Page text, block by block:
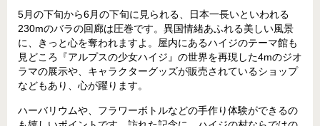
5月の下旬から6月の下旬に見られる、日本一長いといわれる
230mのバラの回廊は圧巻です。異国情緒あふれる美しい風景
に、きっと心を奪われますよ。屋内にあるハイジのテーマ館も
見どころ『アルプスの少女ハイジ』の世界を再現した4mのジオ
ラマの展示や、キャラクターグッズが販売されているショップ
などもあり、心が躍ります。
ハーバリウムや、フラワーボトルなどの手作り体験ができるの